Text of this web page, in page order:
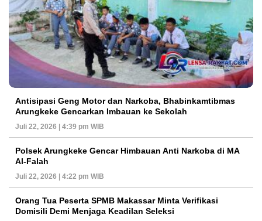
Antisipasi Geng Motor dan Narkoba, Bhabinkamtibmas
Arungkeke Gencarkan Imbauan ke Sekolah
Juli 22, 2026 | 4:39 pm WIB
Polsek Arungkeke Gencar Himbauan Anti Narkoba di MA
Al-Falah
Juli 22, 2026 | 4:22 pm WIB
Orang Tua Peserta SPMB Makassar Minta Verifikasi
Domisili Demi Menjaga Keadilan Seleksi